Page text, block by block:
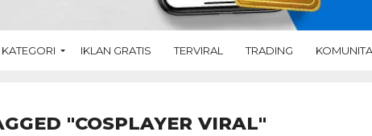
KATEGORI IKLAN GRATIS TERVIRAL TRADING
"COSPLAYER VIRAL"